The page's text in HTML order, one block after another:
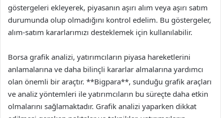
göstergeleri ekleyerek, piyasanın aşırı alım veya aşırı satım
durumunda olup olmadığını kontrol edelim. Bu göstergeler,
alım-satım kararlarımızı desteklemek için kullanılabilir.
Borsa grafik analizi, yatırımcıların piyasa hareketlerini
anlamalarına ve daha bilinçli kararlar almalarına yardımcı
olan önemli bir araçtır. **Bigpara**, sunduğu grafik araçları
ve analiz yöntemleri ile yatırımcıların bu süreçte daha etkin
olmalarını sağlamaktadır. Grafik analizi yaparken dikkat